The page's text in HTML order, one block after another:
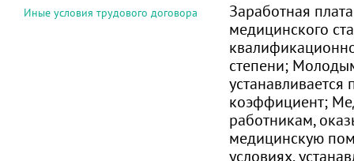
Иные условия трудового договора
Заработная
медицинского
степени;
коэффициент;
работникам,
медицинскую
условиях,